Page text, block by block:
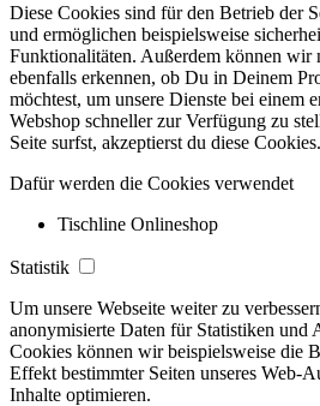
Diese Cookies sind für den Betrieb der
und ermöglichen beispielsweise
Funktionalitäten. Außerdem können wir
ebenfalls erkennen, ob Du in Deinem
möchtest, um unsere Dienste bei einem
Webshop schneller zur Verfügung zu
Seite surfst, akzeptierst du diese Cookies.
Dafür werden die Cookies verwendet
Tischline Onlineshop
Statistik
Um unsere Webseite weiter zu
anonymisierte Daten für Statistiken und
Cookies können wir beispielsweise die
Effekt bestimmter Seiten unseres Web-
Inhalte optimieren.